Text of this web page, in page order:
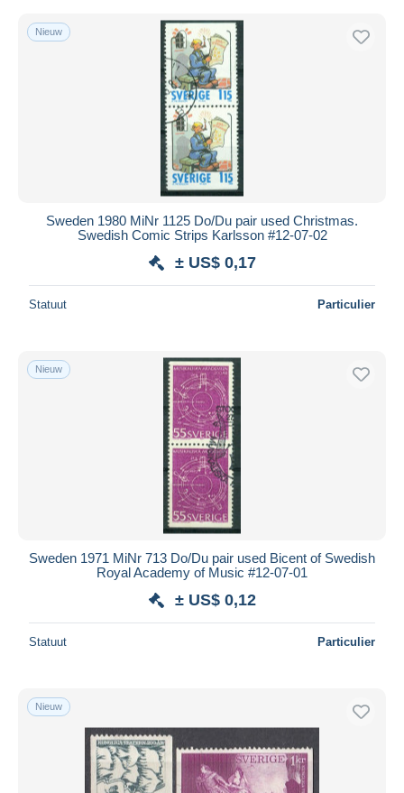
Nieuw
Sweden 1980 MiNr 1125 Do/Du pair used Christmas.
Swedish Comic Strips Karlsson #12-07-02
± US$ 0,17
Statuut Particulier
Nieuw
Sweden 1971 MiNr 713 Do/Du pair used Bicent of Swedish
Royal Academy of Music #12-07-01
± US$ 0,12
Statuut Particulier
Nieuw